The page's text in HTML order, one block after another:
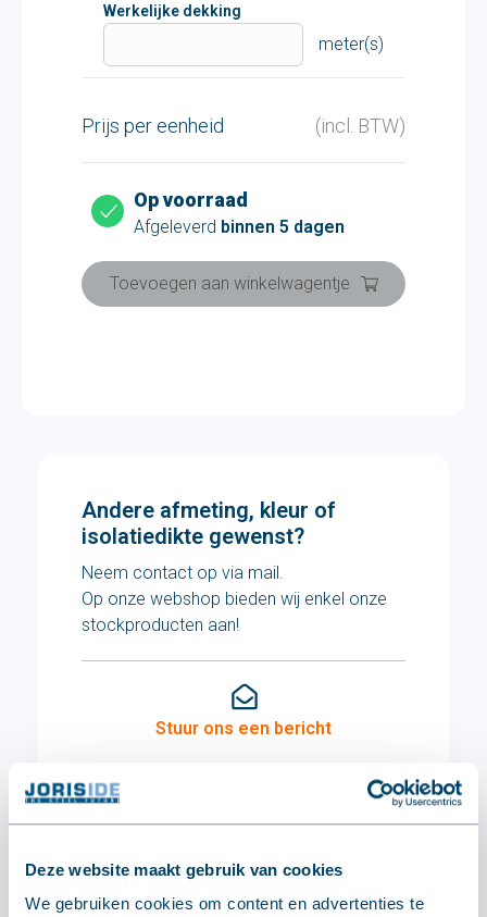
Deze website maakt gebruik van cookies
We gebruiken cookies om content en advertenties te
Werkelijke dekking
meter(s)
Prijs per eenheid (incl. BTW)
Op voorraad
Afgeleverd binnen 5 dagen
Toevoegen aan winkelwagentje
Andere afmeting, kleur of
isolatiedikte gewenst?
Neem contact op via mail.
Op onze webshop bieden wij enkel onze
stockproducten aan!
Stuur ons een bericht
Specificaties
TECHNISCH